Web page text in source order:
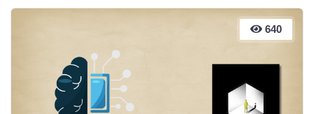
640